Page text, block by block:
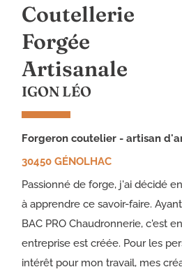
Coutellerie
Forgée
Artisanale
IGON LÉO
forgeron coutelier - artisan
30450 GÉNOLHAC
Passionné de forge, j'ai décidé
à apprendre ce savoir-faire.
BAC PRO Chaudronnerie, c'est
entreprise est créée. Pour les
intérêt pour mon travail, mes